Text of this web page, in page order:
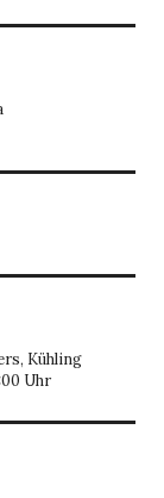
Kühling
Uhr